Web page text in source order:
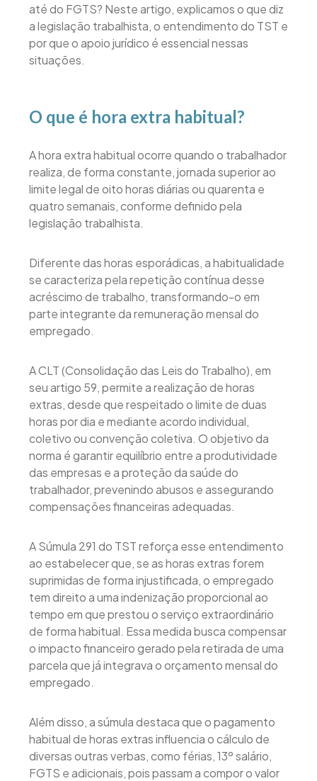
até do FGTS? Neste artigo, explicamos o que diz
a legislação trabalhista, o entendimento do TST e
por que o apoio jurídico é essencial nessas
situações.
O que é hora extra habitual?
A hora extra habitual ocorre quando o trabalhador
realiza, de forma constante, jornada superior ao
limite legal de oito horas diárias ou quarenta e
quatro semanais, conforme definido pela
legislação trabalhista.
Diferente das horas esporádicas, a habitualidade
se caracteriza pela repetição contínua desse
acréscimo de trabalho, transformando-o em
parte integrante da remuneração mensal do
empregado.
A CLT (Consolidação das Leis do Trabalho), em
seu artigo 59, permite a realização de horas
extras, desde que respeitado o limite de duas
horas por dia e mediante acordo individual,
coletivo ou convenção coletiva. O objetivo da
norma é garantir equilíbrio entre a produtividade
das empresas e a proteção da saúde do
trabalhador, prevenindo abusos e assegurando
compensações financeiras adequadas.
A Súmula 291 do TST reforça esse entendimento
ao estabelecer que, se as horas extras forem
suprimidas de forma injustificada, o empregado
tem direito a uma indenização proporcional ao
tempo em que prestou o serviço extraordinário
de forma habitual. Essa medida busca compensar
o impacto financeiro gerado pela retirada de uma
parcela que já integrava o orçamento mensal do
empregado.
Além disso, a súmula destaca que o pagamento
habitual de horas extras influencia o cálculo de
diversas outras verbas, como férias, 13º salário,
FGTS e adicionais, pois passam a compor o valor